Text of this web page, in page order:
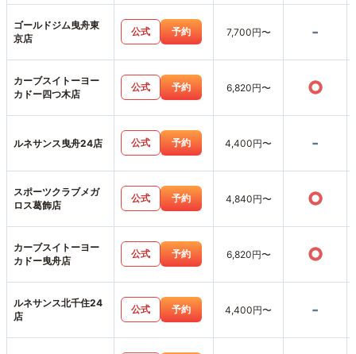
ゴールドジム曳舟東
京店
公式 予約 7,700円〜 -
カーブスイトーヨー
カドー四つ木店
公式 予約 6,820円〜 ○
ルネサンス曳舟24店 公式 予約 4,400円〜 -
スポーツクラブメガ
ロス葛飾店
公式 予約 4,840円〜 ○
カーブスイトーヨー
カドー曳舟店
公式 予約 6,820円〜 ○
ルネサンス北千住24
店
公式 予約 4,400円〜 -